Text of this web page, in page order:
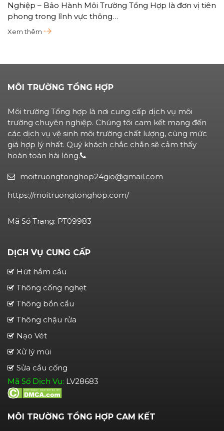
Nghiệp – Bảo Hành Môi Trường Tổng Hợp là đơn vị tiên
phong trong lĩnh vực thông…
Xem thêm
MÔI TRƯỜNG TỔNG HỢP
Môi trường Tổng hợp là nơi cung cấp dịch vụ môi
trường chuyên nghiệp. Chúng tôi cam kết mang đến
các dịch vụ vệ sinh môi trường chất lượng, cùng mức
giá hợp lý nhất. Quý khách chắc chắn sẽ cảm thấy
hoàn toàn hài lòng.
moitruongtonghop24gio@gmail.com
https://moitruongtonghop.com/
Mã Số Trang: PT09983
DỊCH VỤ CUNG CẤP
Hút hầm cầu
Thông cống nghẹt
Thông bồn cầu
Thông chậu rửa
Nạo Vét
Xử lý mùi
Sửa cầu cống
Mã Số Dịch Vụ: LV28683
MÔI TRƯỜNG TỔNG HỢP CAM KẾT